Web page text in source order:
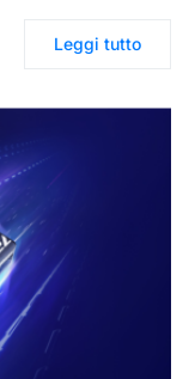
Leggi tutto